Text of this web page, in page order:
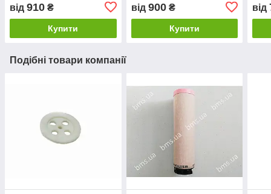
від 910 ₴
Купити
від 900₴
Купити
від
Подібні товари компанії